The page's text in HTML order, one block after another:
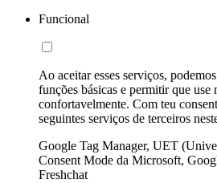
Funcional
Ao aceitar esses serviços,
funções básicas e permitir que use
confortavelmente. Com teu
seguintes serviços de terceiros
Google Tag Manager, UET
Consent Mode da Microsoft,
Freshchat